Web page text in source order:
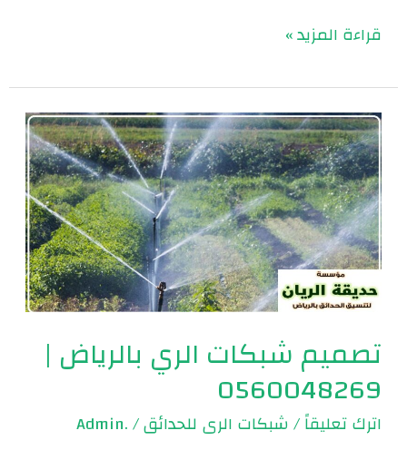
قراءة المزيد »
تصميم شبكات الري بالرياض |
0560048269
اترك تعليقاً/شبكات الرى للحدائق/
.Admin
تصميم
شبكات
الري
بالرياض
|
0560048269